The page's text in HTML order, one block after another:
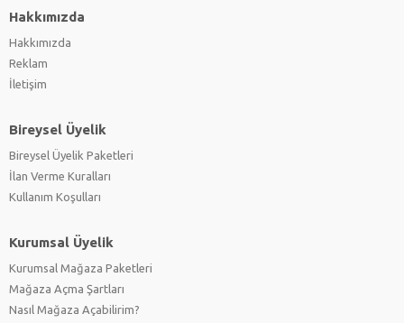
Hakkımızda
Hakkımızda
Reklam
İletişim
Bireysel Üyelik
Bireysel Üyelik Paketleri
İlan Verme Kuralları
Kullanım Koşulları
Kurumsal Üyelik
Kurumsal Mağaza Paketleri
Mağaza Açma Şartları
Nasıl Mağaza Açabilirim?